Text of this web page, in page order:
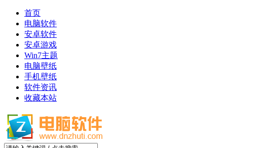
首页
电脑软件
安卓软件
安卓游戏
Win7主题
电脑壁纸
手机壁纸
软件资讯
收藏本站